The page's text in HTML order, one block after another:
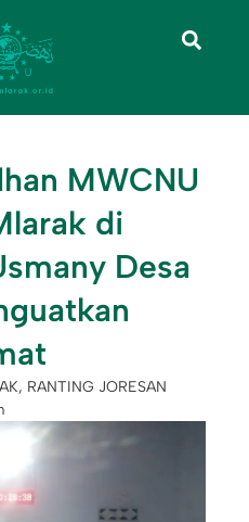
MWCNU
di
Desa
, RANTING JORESAN